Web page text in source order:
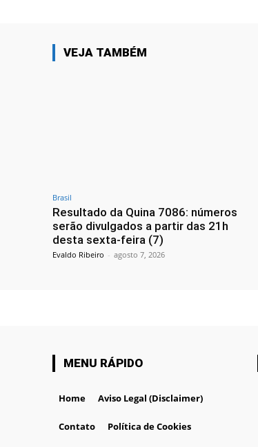
VEJA TAMBÉM
Brasil
Resultado da Quina 7086: números
serão divulgados a partir das 21h
desta sexta-feira (7)
Evaldo Ribeiro - agosto 7, 2026
MENU RÁPIDO
Home Aviso Legal (Disclaimer)
Contato Política de Cookies